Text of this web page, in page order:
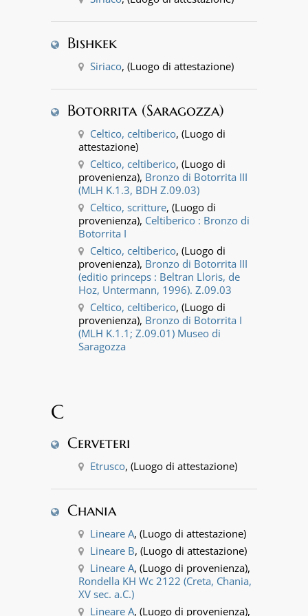
Bishkek
Siriaco, (Luogo di attestazione)
Botorrita (Saragozza)
Celtico, celtiberico, (Luogo di
attestazione)
Celtico, celtiberico, (Luogo di
provenienza), Bronzo di Botorrita III
(MLH K.1.3, BDH Z.09.03)
Celtico, scritture, (Luogo di
provenienza), Celtiberico : Bronzo di
Botorrita I
Celtico, celtiberico, (Luogo di
provenienza), Bronzo di Botorrita III
(editio princeps : Beltran Lloris, de
Hoz, Untermann, 1996). Z.09.03
Celtico, celtiberico, (Luogo di
provenienza), Bronzo di Botorrita I
(MLH K.1.1; Z.09.01) Museo di
Saragozza
C
Cerveteri
Etrusco, (Luogo di attestazione)
Chania
Lineare A, (Luogo di attestazione)
Lineare B, (Luogo di attestazione)
Lineare A, (Luogo di provenienza),
Rondella KH Wc 2122 (Creta, Chania,
XV sec. a.C.)
Lineare A, (Luogo di provenienza),